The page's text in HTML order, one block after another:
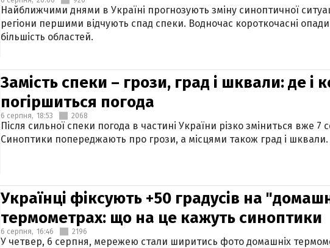
Найближчими днями в Україні прогнозують зміну синоптичної
регіони першими відчують спад спеки. Водночас короткочасні
більшість областей.
Замість спеки – грози, град і шквали: де і
погіршиться погода
6 серпня, 18:53 2068
Після сильної спеки погода в частині України різко зміниться вже 7
Синоптики попереджають про грози, а місцями також град і шквали.
Українці фіксують +50 градусів на
термометрах: що на це кажуть синоптики
6 серпня, 16:46 2196
У четвер, 6 серпня, мережею стали ширитись фото домашніх